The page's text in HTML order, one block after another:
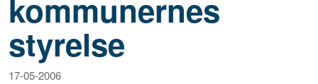
kommunernes
styrelse
17-05-2006